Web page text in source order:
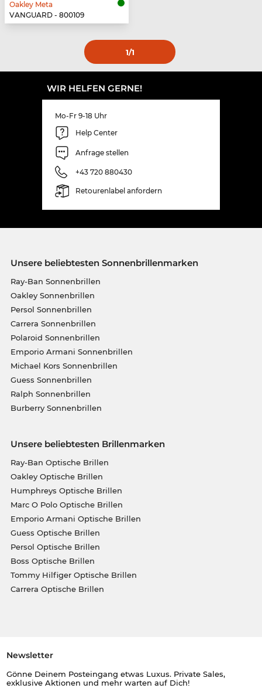
Oakley Meta
VANGUARD - 800109
1/1
WIR HELFEN GERNE!
Mo-Fr 9-18 Uhr
Help Center
Anfrage stellen
+43 720 880430
Retourenlabel anfordern
Unsere beliebtesten Sonnenbrillenmarken
Ray-Ban Sonnenbrillen
Oakley Sonnenbrillen
Persol Sonnenbrillen
Carrera Sonnenbrillen
Polaroid Sonnenbrillen
Emporio Armani Sonnenbrillen
Michael Kors Sonnenbrillen
Guess Sonnenbrillen
Ralph Sonnenbrillen
Burberry Sonnenbrillen
Unsere beliebtesten Brillenmarken
Ray-Ban Optische Brillen
Oakley Optische Brillen
Humphreys Optische Brillen
Marc O Polo Optische Brillen
Emporio Armani Optische Brillen
Guess Optische Brillen
Persol Optische Brillen
Boss Optische Brillen
Tommy Hilfiger Optische Brillen
Carrera Optische Brillen
Newsletter
Gönne Deinem Posteingang etwas Luxus. Private Sales,
exklusive Aktionen und mehr warten auf Dich!